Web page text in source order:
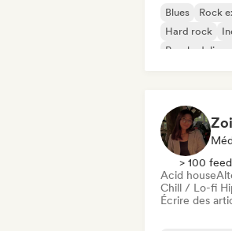
Blues Rock
Hard rock
Psychedelic
> 100
Acid house
Chill / Lo-fi
Écrire des